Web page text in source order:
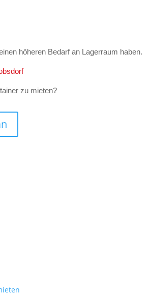
höheren Bedarf an Lagerraum haben.
zu mieten?